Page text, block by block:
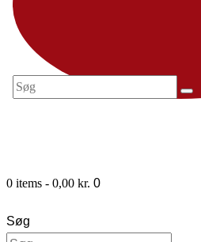
0 items - 0,00 kr. 0
Søg